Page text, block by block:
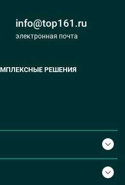
info@top161.ru
электронная почта
РЕШЕНИЯ